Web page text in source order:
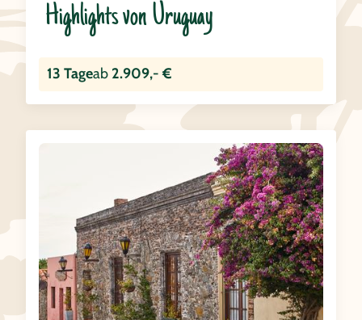
Highlights von Uruguay
13 Tageab 2.909,- €